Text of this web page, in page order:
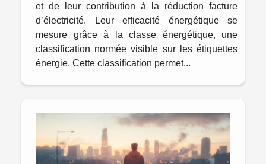
et de leur contribution à la réduction facture
d’électricité. Leur efficacité énergétique se
mesure grâce à la classe énergétique, une
classification normée visible sur les étiquettes
énergie. Cette classification permet...